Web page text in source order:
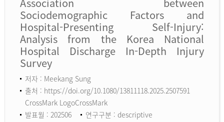
Sociodemographic Factors and
Hospital-Presenting Self-Injury:
Analysis from the Korea National
Hospital Discharge In-Depth Injury
Survey
저자 : Meekang Sung
출처 : https://doi.org/10.1080/13811118.2025.2507591
CrossMark LogoCrossMark
발표월 : 202506
연구구분 : descriptive